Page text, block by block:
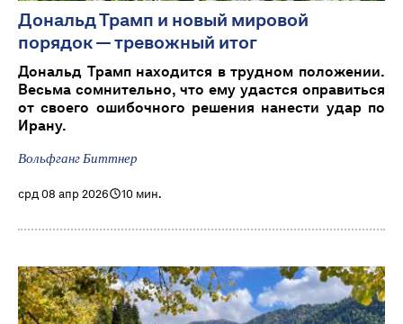
Дональд Трамп и новый мировой
порядок — тревожный итог
Дональд Трамп находится в трудном положении.
Весьма сомнительно, что ему удастся оправиться
от своего ошибочного решения нанести удар по
Ирану.
Вольфганг Биттнер
срд 08 апр 2026 10 мин.